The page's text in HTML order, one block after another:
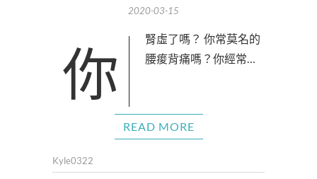
2020-03-15
你腎虛了嗎？ 你常莫名的 腰痠背痛嗎？你經常…
READ MORE
Kyle0322